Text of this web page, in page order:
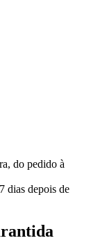
do pedido à
dias depois de